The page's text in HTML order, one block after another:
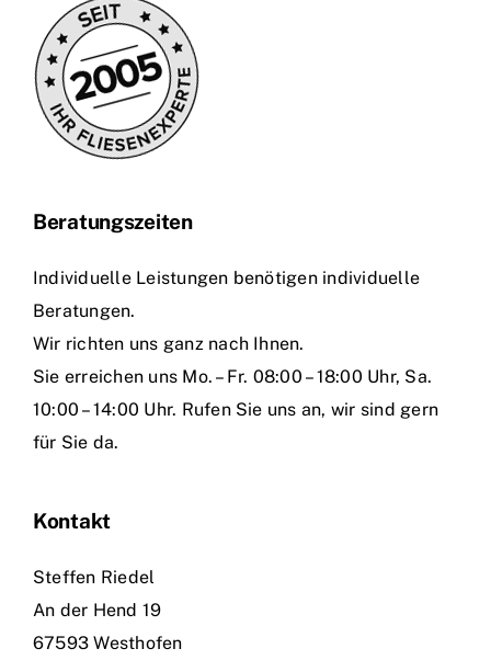
Beratungszeiten
Individuelle Leistungen benötigen individuelle
Beratungen.
Wir richten uns ganz nach Ihnen.
Sie erreichen uns Mo. – Fr. 08:00 – 18:00 Uhr, Sa.
10:00 – 14:00 Uhr. Rufen Sie uns an, wir sind gern
für Sie da.
Kontakt
Steffen Riedel
An der Hend 19
67593 Westhofen